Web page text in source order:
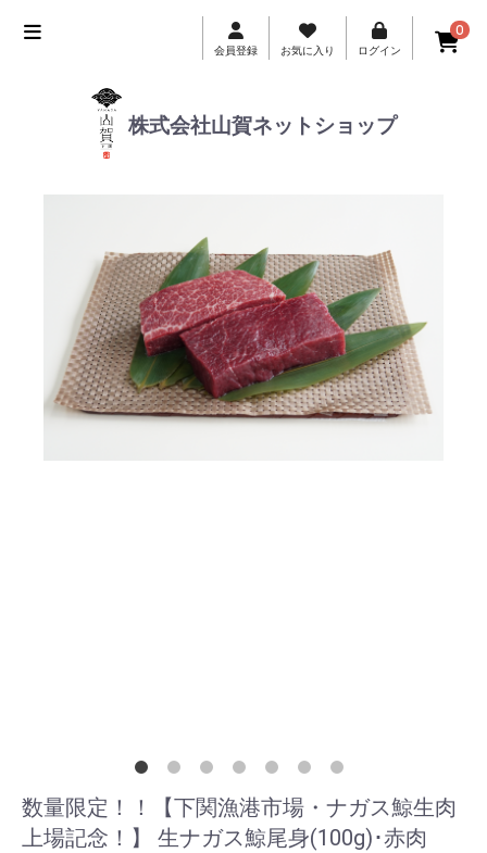
株式会社山賀ネットショップ
会員登録 お気に入り ログイン
0
数量限定！！【下関漁港市場・ナガス鯨生肉
上場記念！】 生ナガス鯨尾身(100g)･赤肉